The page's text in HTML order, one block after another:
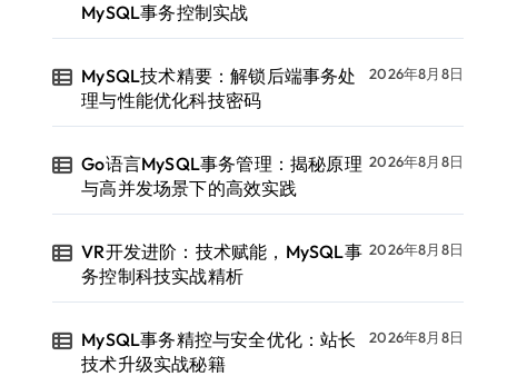
MySQL事务控制实战
MySQL技术精要：解锁后端事务处
理与性能优化科技密码
2026年8月8日
Go语言MySQL事务管理：揭秘原理
与高并发场景下的高效实践
2026年8月8日
VR开发进阶：技术赋能，MySQL事
务控制科技实战精析
2026年8月8日
MySQL事务精控与安全优化：站长
技术升级实战秘籍
2026年8月8日